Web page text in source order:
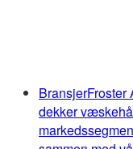
BransjerFroster
dekker